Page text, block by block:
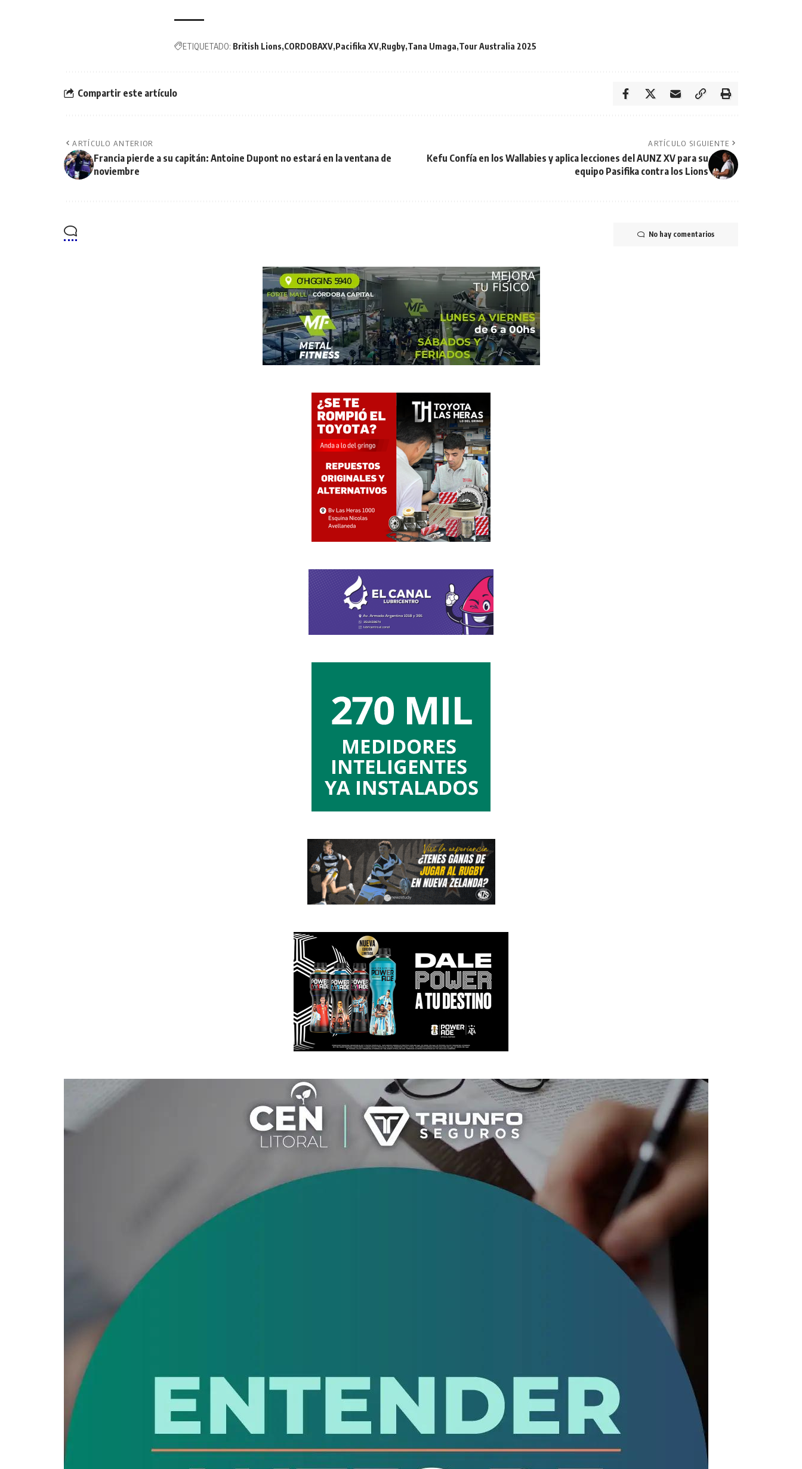
ETIQUETADO: British Lions CORDOBAXV Pacifika XV Rugby Tana Umaga Tour Australia 2025
Compartir este artículo
ARTÍCULO ANTERIOR
Francia pierde a su capitán: Antoine Dupont no estará en la ventana de
noviembre
ARTÍCULO SIGUIENTE
Kefu Confía en los Wallabies y aplica lecciones del AUNZ XV para su
equipo Pasifika contra los Lions
No hay comentarios